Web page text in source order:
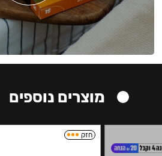
מוצרים נוספים
חזק